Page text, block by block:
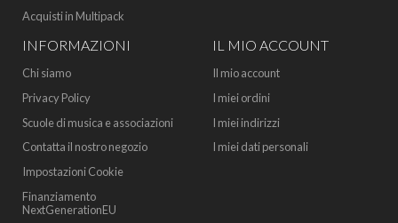
Acquisti in Multipack
INFORMAZIONI
Chi siamo
Privacy Policy
Scuole di musica e associazioni
Contatta il nostro negozio
Impostazioni Cookie
Finanziamento
NextGenerationEU
IL MIO ACCOUNT
Il mio account
I miei ordini
I miei indirizzi
I miei dati personali